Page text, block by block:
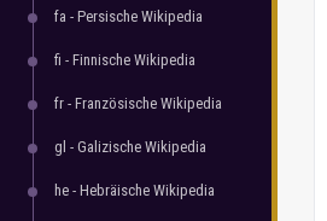
fa - Persische Wikipedia
fi - Finnische Wikipedia
fr - Französische Wikipedia
gl - Galizische Wikipedia
he - Hebräische Wikipedia